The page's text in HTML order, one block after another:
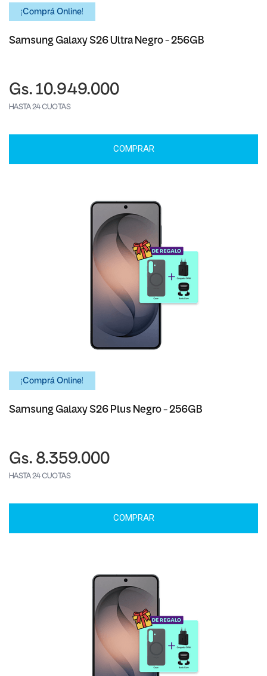
¡Comprá Online!
Samsung Galaxy S26 Ultra Negro - 256GB
Gs. 10.949.000
HASTA 24 CUOTAS
COMPRAR
¡Comprá Online!
Samsung Galaxy S26 Plus Negro - 256GB
Gs. 8.359.000
HASTA 24 CUOTAS
COMPRAR